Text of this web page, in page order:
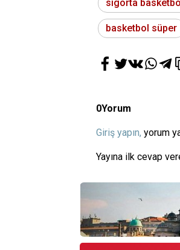
sigorta basketbol
basketbol süper
0Yorum
Giriş yapın, yorum
Yayına ilk cevap